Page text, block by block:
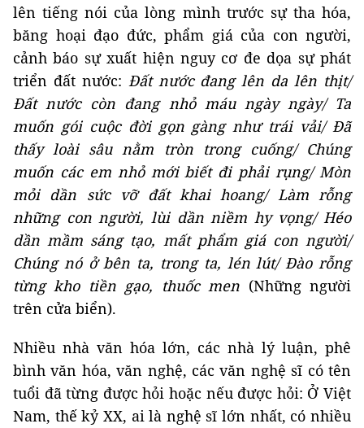
lên tiếng nói của lòng mình trước sự tha hóa,
băng hoại đạo đức, phẩm giá của con người,
cảnh báo sự xuất hiện nguy cơ đe dọa sự phát
triển đất nước: Đất nước đang lên da lên thịt/
Đất nước còn đang nhỏ máu ngày ngày/ Ta
muốn gói cuộc đời gọn gàng như trái vải/ Đã
thấy loài sâu nằm tròn trong cuống/ Chúng
muốn các em nhỏ mới biết đi phải rụng/ Mòn
mỏi dần sức vỡ đất khai hoang/ Làm rỗng
những con người, lùi dần niềm hy vọng/ Héo
dần mầm sáng tạo, mất phẩm giá con người/
Chúng nó ở bên ta, trong ta, lén lút/ Đào rỗng
từng kho tiền gạo, thuốc men (Những người
trên cửa biển).
Nhiều nhà văn hóa lớn, các nhà lý luận, phê
bình văn hóa, văn nghệ, các văn nghệ sĩ có tên
tuổi đã từng được hỏi hoặc nếu được hỏi: Ở Việt
Nam, thế kỷ XX, ai là nghệ sĩ lớn nhất, có nhiều